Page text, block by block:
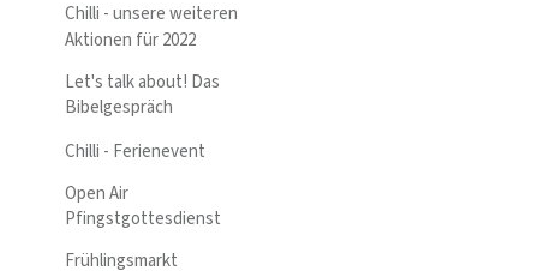
Chilli - unsere weiteren
Aktionen für 2022
Let's talk about! Das
Bibelgespräch
Chilli - Ferienevent
Open Air
Pfingstgottesdienst
Frühlingsmarkt